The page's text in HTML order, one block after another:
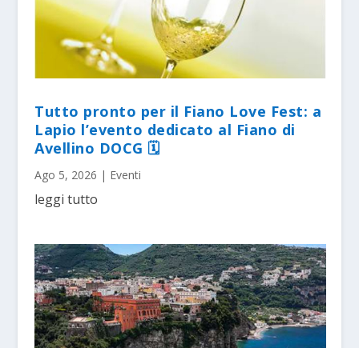
Tutto pronto per il Fiano Love Fest: a
Lapio l’evento dedicato al Fiano di
Avellino DOCG 🗓
Ago 5, 2026 | Eventi
leggi tutto